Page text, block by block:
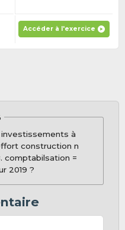
Accéder à l'exercice
investissements à
construction n
comptabilsation =
2019 ?